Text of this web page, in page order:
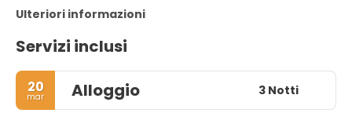
Ulteriori informazioni
Servizi inclusi
20
mar Alloggio 3 Notti